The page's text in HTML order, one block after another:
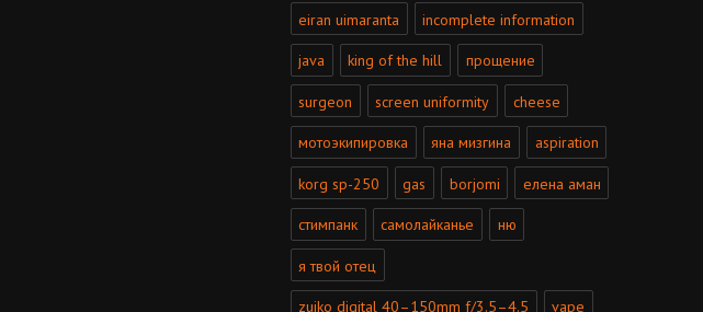
eiran uimaranta incomplete information
java king of the hill прощение
surgeon screen uniformity cheese
мотоэкипировка яна мизгина aspiration
korg sp-250 gas borjomi елена аман
стимпанк самолайканье ню
я твой отец
zuiko digital 40–150mm f/3.5–4.5 vape